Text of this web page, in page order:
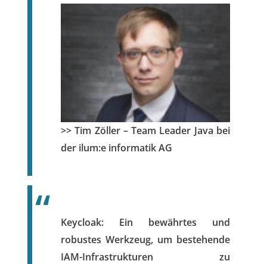
>> Tim Zöller – Team Leader Java bei
der ilum:e informatik AG
Keycloak: Ein bewährtes und
robustes Werkzeug, um bestehende
IAM-Infrastrukturen zu